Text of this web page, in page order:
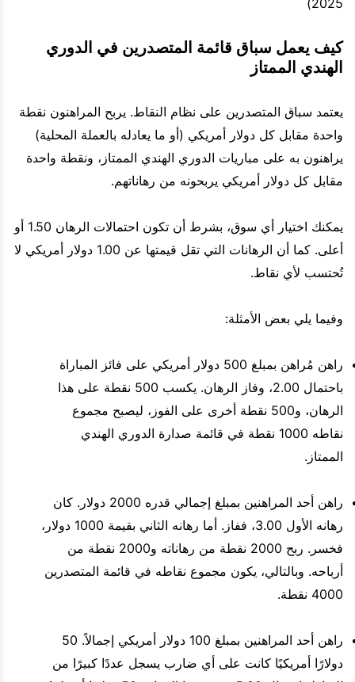
2025)
كيف يعمل سباق قائمة المتصدرين في الدوري
الهندي الممتاز
يعتمد سباق المتصدرين على نظام النقاط. يربح المراهنون نقطة
واحدة مقابل كل دولار أمريكي (أو ما يعادله بالعملة المحلية)
يراهنون به على مباريات الدوري الهندي الممتاز، ونقطة واحدة
مقابل كل دولار أمريكي يربحونه من رهاناتهم.
يمكنك اختيار أي سوق، بشرط أن تكون احتمالات الرهان 1.50 أو
أعلى. كما أن الرهانات التي تقل قيمتها عن 1.00 دولار أمريكي لا
تُحتسب لأي نقاط.
وفيما يلي بعض الأمثلة:
راهن مُراهن بمبلغ 500 دولار أمريكي على فائز المباراة
باحتمال 2.00، وفاز الرهان. يكسب 500 نقطة على هذا
الرهان، و500 نقطة أخرى على الفوز، ليصبح مجموع
نقاطه 1000 نقطة في قائمة صدارة الدوري الهندي
الممتاز.
راهن أحد المراهنين بمبلغ إجمالي قدره 2000 دولار. كان
رهانه الأول 3.00، ففاز. أما رهانه الثاني بقيمة 1000 دولار،
فخسر. ربح 2000 نقطة من رهاناته و2000 نقطة من
أرباحه. وبالتالي، يكون مجموع نقاطه في قائمة المتصدرين
4000 نقطة.
راهن أحد المراهنين بمبلغ 100 دولار أمريكي إجمالاً. 50
دولارًا أمريكيًا كانت على أي ضارب يسجل عددًا كبيرًا من